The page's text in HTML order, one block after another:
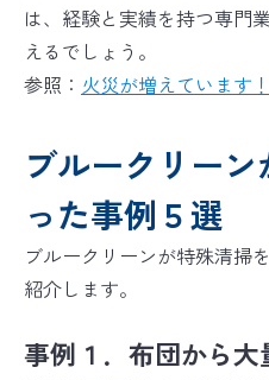
は、経験と実績を持つ専門
えるでしょう。
参照： 火災が増えています
ブルークリー
った事例５選
ブルークリーンが特殊清掃
紹介します。
事例１．布団から